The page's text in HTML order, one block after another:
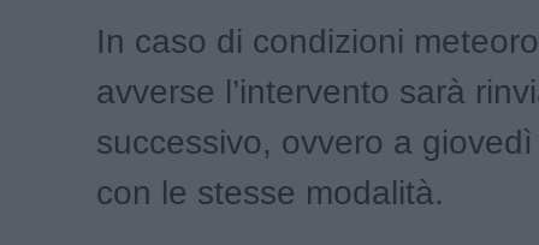
In caso di condizioni
avverse l’intervento sarà
successivo, ovvero a
con le stesse modalità.